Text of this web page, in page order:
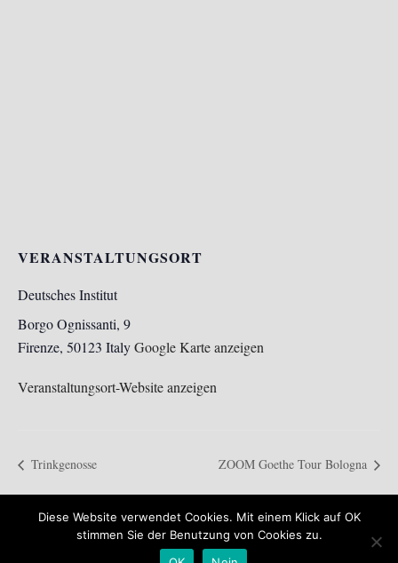
VERANSTALTUNGSORT
Deutsches Institut
Borgo Ognissanti, 9
Firenze, 50123 ItalyGoogle Karte anzeigen
Veranstaltungsort-Website anzeigen
Trinkgenosse ZOOM Goethe Tour Bologna
Impressum Datenschutzerklärung
Diese Website verwendet Cookies. Mit einem Klick auf OK
stimmen Sie der Benutzung von Cookies zu.